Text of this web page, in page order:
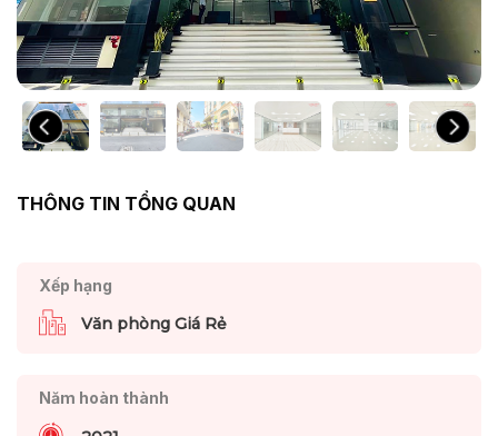
THÔNG TIN TỔNG QUAN
Xếp hạng
Văn phòng Giá Rẻ
Năm hoàn thành